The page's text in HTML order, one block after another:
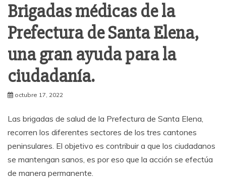
Brigadas médicas de la
Prefectura de Santa Elena,
una gran ayuda para la
ciudadanía.
octubre 17, 2022
Las brigadas de salud de la Prefectura de Santa Elena,
recorren los diferentes sectores de los tres cantones
peninsulares. El objetivo es contribuir a que los ciudadanos
se mantengan sanos, es por eso que la acción se efectúa
de manera permanente.